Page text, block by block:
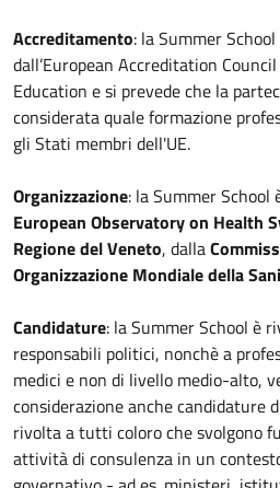
Accreditamento: la Summer
dall’European Accreditation
Education e si prevede che la
considerata quale formazione
gli Stati membri dell'UE.
Organizzazione: la Summer School
European Observatory on Health
Regione del Veneto, dalla
Organizzazione Mondiale della
Candidature: la Summer School è
responsabili politici, nonchè a
medici e non di livello medio-alto,
considerazione anche candidature
rivolta a tutti coloro che svolgono
attività di consulenza in un